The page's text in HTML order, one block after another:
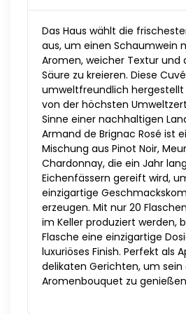
Das Haus wählt die
aus, um einen Schaumwein
Aromen, weicher Textur und
Säure zu kreieren. Diese
umweltfreundlich
von der höchsten
Sinne einer nachhaltigen
Armand de Brignac Rosé ist
Mischung aus Pinot Noir,
Chardonnay, die ein Jahr
Eichenfässern gereift wird,
einzigartige
erzeugen. Mit nur 20
im Keller produziert werden,
Flasche eine einzigartige
luxuriöses Finish. Perfekt als
delikaten Gerichten, um sein
Aromenbouquet zu